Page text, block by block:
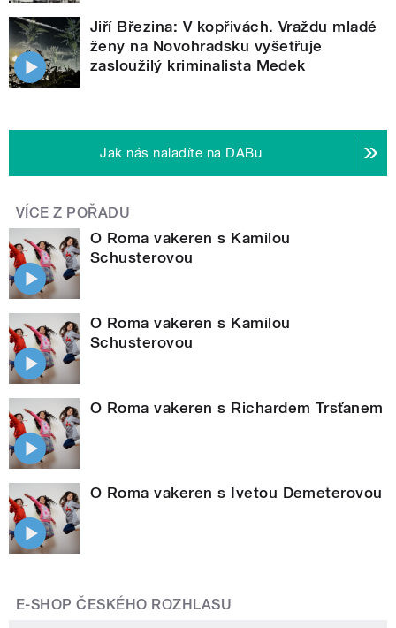
Jiří Březina: V kopřivách. Vraždu mladé
ženy na Novohradsku vyšetřuje
zasloužilý kriminalista Medek
Jak nás naladíte na DABu
VÍCE Z POŘADU
O Roma vakeren s Kamilou
Schusterovou
O Roma vakeren s Kamilou
Schusterovou
O Roma vakeren s Richardem Trsťanem
O Roma vakeren s Ivetou Demeterovou
E-SHOP ČESKÉHO ROZHLASU